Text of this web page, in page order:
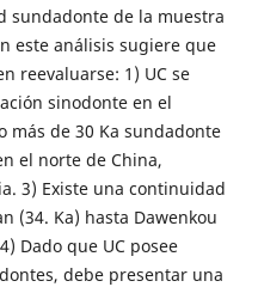
sundadonte de la muestra
este análisis sugiere que
reevaluarse: 1) UC se
sinodonte en el
más de 30 Ka sundadonte
el norte de China,
3) Existe una continuidad
(34. Ka) hasta Dawenkou
Dado que UC posee
debe presentar una